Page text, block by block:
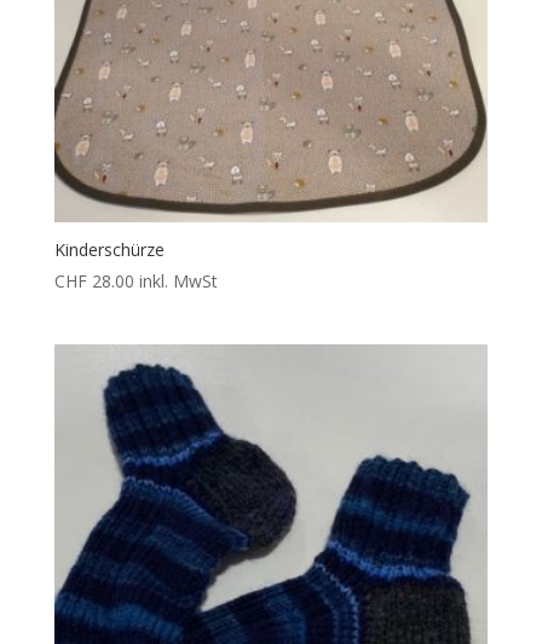
Kinderschürze
CHF28.00 inkl. MwSt